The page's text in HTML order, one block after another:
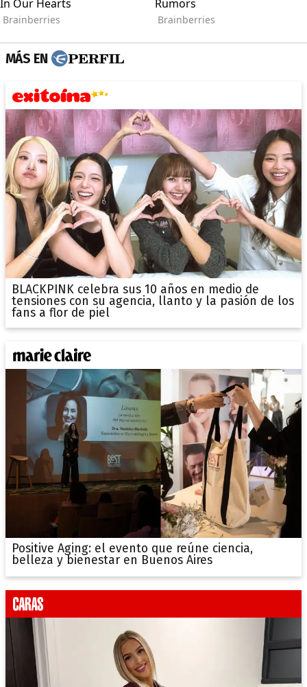
MÁS EN
BLACKPINK celebra sus 10 años en medio de
tensiones con su agencia, llanto y la pasión de los
fans a flor de piel
Positive Aging: el evento que reúne ciencia,
belleza y bienestar en Buenos Aires